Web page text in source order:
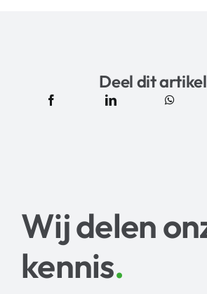
Deel dit artikel
Wij delen
kennis.